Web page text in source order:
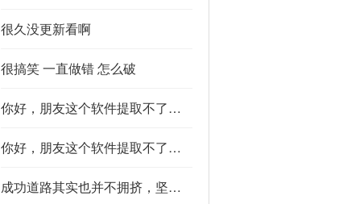
很久没更新看啊
很搞笑 一直做错 怎么破
你好，朋友这个软件提取不了如果你看到了，能不能把这个纯净版的发我邮箱里不
你好，朋友这个软件提取不了如果你看到了，能不能把这个纯净版的发我邮箱里不
成功道路其实也并不拥挤，坚持下去的人，少之又少,说的真好